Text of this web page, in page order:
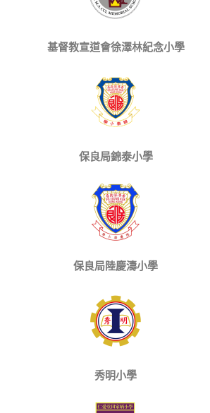
基督教宣道會徐澤林紀念小學
保良局錦泰小學
保良局陸慶濤小學
秀明小學